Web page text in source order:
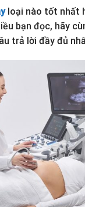
loại nào tốt nhất
bạn đọc, hãy
trả lời đầy đủ